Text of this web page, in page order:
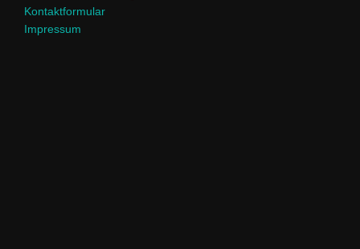
Kontaktformular
Impressum